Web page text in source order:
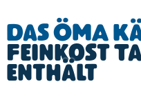
Das ÖMA
Feinkost
enthält